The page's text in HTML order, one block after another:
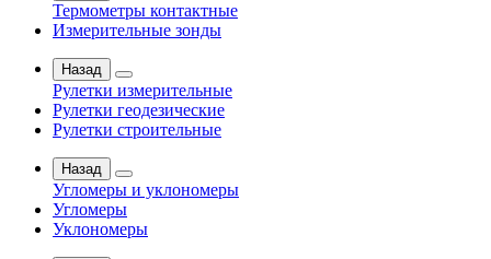
Термометры контактные
Измерительные зонды
Назад
Рулетки измерительные
Рулетки геодезические
Рулетки строительные
Назад
Угломеры и уклономеры
Угломеры
Уклономеры